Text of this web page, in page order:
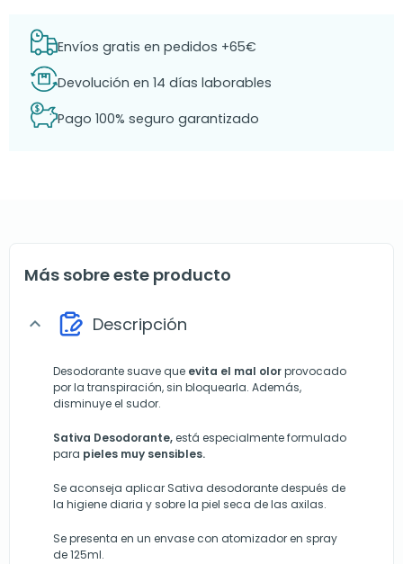
Envíos gratis en pedidos +65€
Devolución en 14 días laborables
Pago 100% seguro garantizado
Más sobre este producto
expand_more Descripción
Desodorante suave que evita el mal olorprovocado
por la transpiración, sin bloquearla. Además,
disminuye el sudor.
Sativa Desodorante,está especialmente formulado
para pieles muy sensibles.
Se aconseja aplicar Sativa desodorante después de
la higiene diaria y sobre la piel seca de las axilas.
Se presenta en un envase con atomizador en spray
de 125ml.